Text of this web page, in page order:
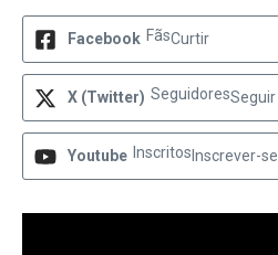
Facebook FãsCurtir
X (Twitter) SeguidoresSeguir
Youtube Inscritos Inscrever-se